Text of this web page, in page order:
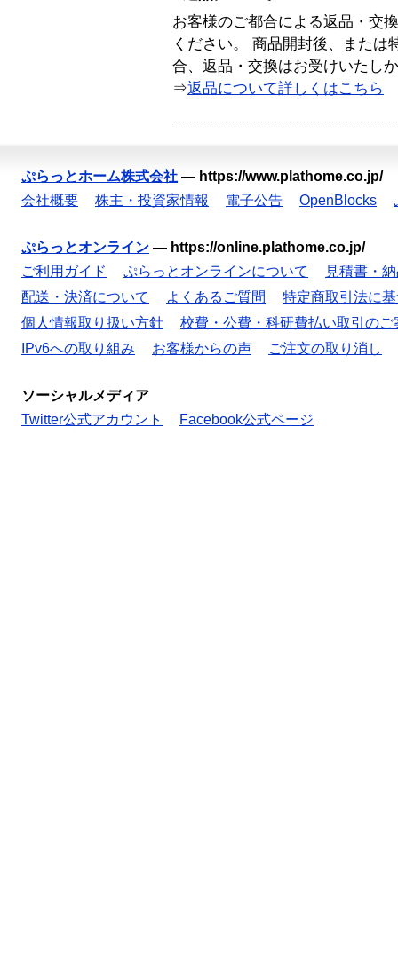
お客様のご都合による返品・交
ください。 商品開封後、または
合、返品・交換はお受けいたし
⇒返品について詳しくはこちら
ぷらっとホーム株式会社 — https://www.plathome.co.jp/
会社概要
株主・投資家情報 電子公告 OpenBlocks
ぷらっとオンライン — https://online.plathome.co.jp/
ご利用ガイド
ぷらっとオンラインについて
見積書・
配送・決済について
よくあるご質問
特定商取引法に
個人情報取り扱い方針
校費・公費・科研費払い取引のご
IPv6への取り組み
お客様からの声 ご注文の取り消し
ソーシャルメディア
Twitter公式アカウント
Facebook公式ページ